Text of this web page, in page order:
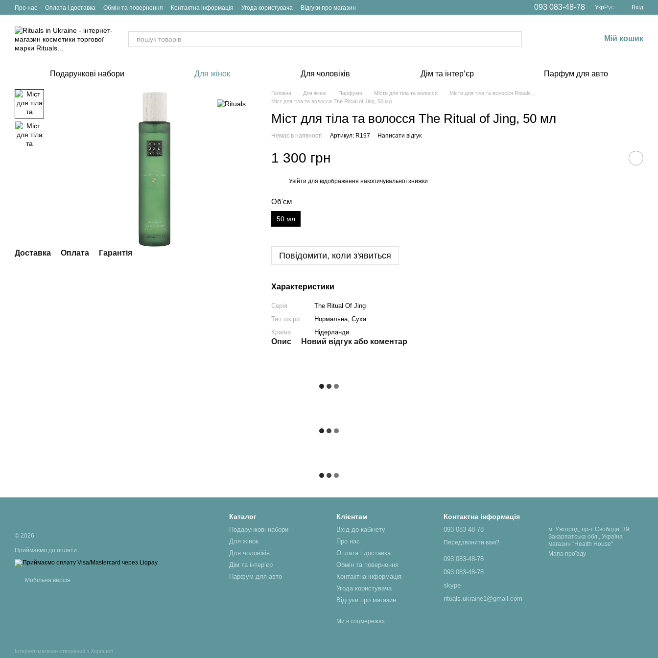
Перейти до основного контенту
Про нас Оплата і доставка Обмін та повернення Контактна інформація Угода користувача Відгуки про магазин 093 083-48-78 Укр Рус Вхід
Мій кошик
Подарункові набори Для жінок Для чоловіків Дім та інтерʼєр Парфум для авто
Доставка Оплата Гарантія
Головна Для жінок Парфуми Місти для тіла та волосся
Місти для тіла та волосся Rituals...
Міст для тіла та волосся The Ritual of Jing, 50 мл
Міст для тіла та волосся The Ritual of Jing, 50 мл
Немає в наявності Артикул: R197 Написати відгук
1 300 грн
Увійти для відображення накопичувальної знижки
Обʼєм
50 мл
Повідомити, коли з'явиться
Характеристики
Серія
The Ritual Of Jing
Тип шкіри
Нормальна, Суха
Країна
Нідерланди
Опис Новий відгук або коментар
© 2026
Приймаємо до оплати
Мобільна версія
Інтернет-магазин створений з Хорошоп
Каталог
Подарункові набори
Для жінок
Для чоловіків
Дім та інтерʼєр
Парфум для авто
Клієнтам
Вхід до кабінету
Про нас
Оплата і доставка
Обмін та повернення
Контактна інформація
Угода користувача
Відгуки про магазин
Ми в соцмережах
Контактна інформація
093 083-48-78
Передзвонити вам?
093 083-48-78
093 083-48-78
skype
rituals.ukraine1@gmail.com
м. Ужгород, пр-т Свободи, 39,
Закарпатська обл., Україна
магазин "Health House"
Мапа проїзду